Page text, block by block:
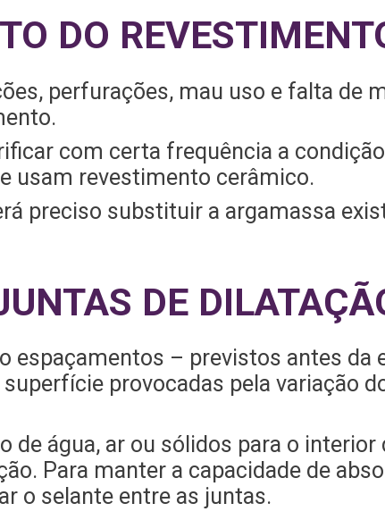
DO
perfurações, mau uso e falta de
com certa frequência a
usam revestimento cerâmico.
preciso substituir a argamassa
DE
espaçamentos – previstos antes da
provocadas pela variação
de água, ar ou sólidos para o
Para manter a capacidade de
o selante entre as juntas.